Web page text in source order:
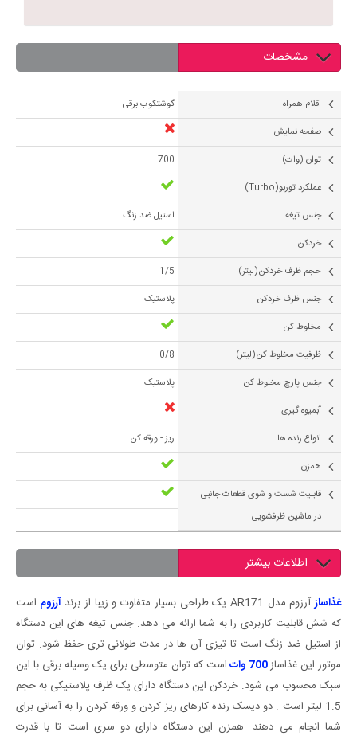
مشخصات
اقلام همراه
گوشتکوب برقی
صفحه نمایش
توان (وات)
700
عملکرد توربو(Turbo)
جنس تیغه
استیل ضد زنگ
خردکن
حجم ظرف خردکن(لیتر)
1/5
جنس ظرف خردکن
پلاستیک
مخلوط کن
ظرفیت مخلوط کن(لیتر)
0/8
جنس پارچ مخلوط کن
پلاستیک
آبمیوه گیری
انواع رنده ها
ریز - ورقه کن
همزن
قابلیت شست و شوی قطعات جانبی
در ماشین ظرفشویی
اطلاعات بیشتر
غذاسازآرزوم مدل AR171 یک طراحی بسیار متفاوت و زیبا از برند آرزوم است
که شش قابلیت کاربردی را به شما ارائه می دهد. جنس تیغه های این دستگاه
از استیل ضد زنگ است تا تیزی آن ها در مدت طولانی تری حفظ شود. توان
موتور این غذاساز700 وات
است که توان متوسطی برای یک وسیله برقی با این
سبک محسوب می شود. خردکن این دستگاه دارای یک ظرف پلاستیکی به حجم
1.5 لیتر است . دو دیسک رنده کارهای ریز کردن و ورقه کردن را به آسانی برای
شما انجام می دهند. همزن این دستگاه دارای دو سری است تا با قدرت